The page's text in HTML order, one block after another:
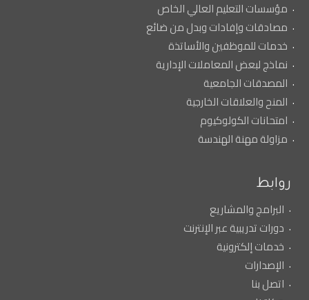
مؤسسات التعليم العالي الخاص
مصادقات وإفادات وبدل من ضائع
خدمات للموظفين والأساتذة
نماذج لبعض المعاملات الإدارية
المصدقات الجامعية
المنح والعلاقات الخارجية
امتحانات الكولوكيوم
مزاولة مهنة الهندسة
روابط
البرامج والمشاريع
دورات تدريبية عبر الإنترنت
خدمات إلكترونية
الإصدارات
اتصل بنا